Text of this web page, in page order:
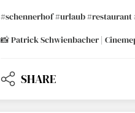
#schennerhof #urlaub #restaurant
📸 Patrick Schwienbacher |
SHARE